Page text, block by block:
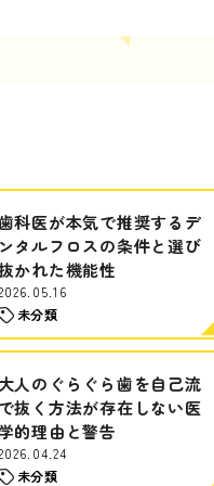
科医が本気で推奨するデ
ンタルフロスの条件と選び
かれた機能性
未分類
大人のぐらぐら歯を自己流
で抜く方法が存在しない医
的理由と警告
未分類